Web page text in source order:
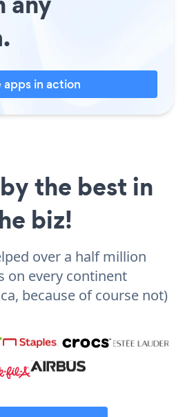
apps in action
the best in
biz!
over a half million
on every continent
because of course not)